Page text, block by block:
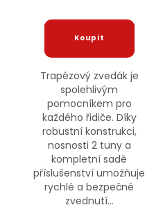
Trapézový zvedák je
spolehlivým
pomocníkem pro
každého řidiče. Díky
robustní konstrukci,
nosnosti 2 tuny a
kompletní sadě
příslušenství umožňuje
rychlé a bezpečné
zvednutí...